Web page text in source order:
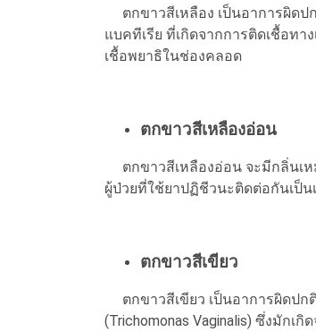
ตกขาวสีเหลือง เป็นอาการผิดป
แบคทีเรีย ที่เกิดจากการติดเชื้อท
เชื้อพยาธิในช่องคลอด
ตกขาวสีเหลืองอ่อน
ตกขาวสีเหลืองอ่อน จะมีกลิ่นเ
ผู้ป่วยที่ใช้ยาปฏิชีวนะติดต่อกันเป็
ตกขาวสีเขียว
ตกขาวสีเขียว เป็นอาการผิดปก
(Trichomonas Vaginalis) ซึ่งมัก